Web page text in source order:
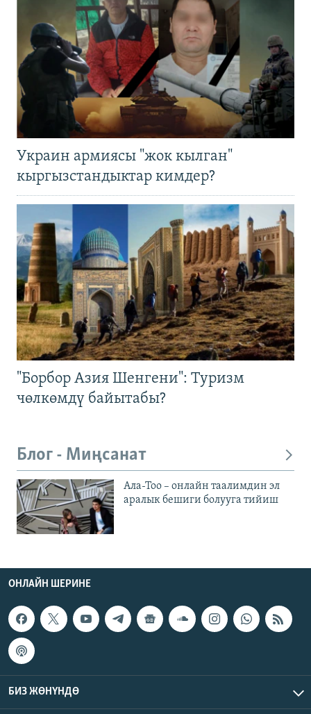
Украин армиясы "жок кылган"
кыргызстандыктар кимдер?
"Борбор Азия Шенгени": Туризм
чөлкөмдү байытабы?
Блог - Миңсанат
Ала-Тоо – онлайн таалимдин эл
аралык бешиги болууга тийиш
ОНЛАЙН ШЕРИНЕ
БИЗ ЖӨНҮНДӨ